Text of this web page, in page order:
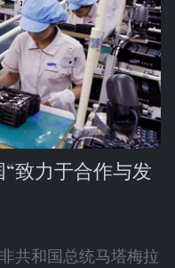
致力于合作与发
共和国总统马塔梅拉